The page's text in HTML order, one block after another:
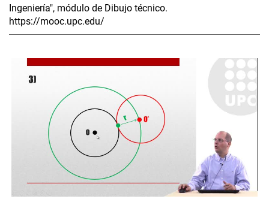
Ingeniería", módulo de Dibujo técnico.
https://mooc.upc.edu/